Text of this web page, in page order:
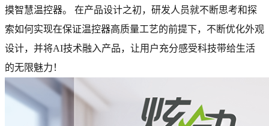
摸智慧温控器。 在产品设计之初，研发人员就不断思考和探
索如何实现在保证温控器高质量工艺的前提下，不断优化外观
设计，并将AI技术融入产品，让用户充分感受科技带给生活
的无限魅力！